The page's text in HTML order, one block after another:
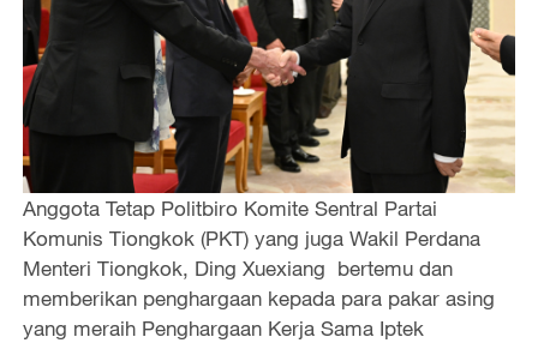
Anggota Tetap Politbiro Komite Sentral Partai
Komunis Tiongkok (PKT) yang juga Wakil Perdana
Menteri Tiongkok, Ding Xuexiang bertemu dan
memberikan penghargaan kepada para pakar asing
yang meraih Penghargaan Kerja Sama Iptek